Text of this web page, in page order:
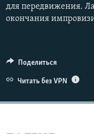
для передвижения.
окончания
Поделиться
Читать без VPN